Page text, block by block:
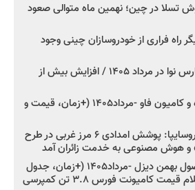
فروش تسلا در چین؛ نهمین ماه متوالی صعود
راه فراری از خودروسازان چینی وجود
اعلام قیمت جدید پارس نوا در مرداد ۱۴۰۵ / افزایش بیش از
شروع فروش کشنده و کامیون فاو -مرداد۱۴۰۵ (+زمان، قیمت و
مدیرعامل امدادخودروسایپا: پوشش امدادی ۶ مرز غربی در طرح
شروع فروش ۸ محصول بهمن دیزل -مرداد۱۴۰۵ (+زمان، جدول
کامیونت فورس ۳.۸ تن کمپرسی